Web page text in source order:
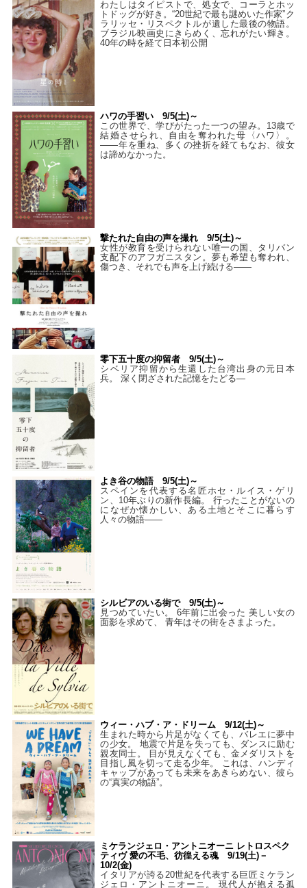
わたしはタイピストで、処⼥で、コーラとホッ
トドッグが好き。“20世紀で最も謎めいた作家”ク
ラリッセ・リスペクトルが遺した最後の物語。
ブラジル映画史にきらめく、忘れがたい輝き。
40年の時を経て⽇本初公開
ハワの手習い 9/5(土)～
この世界で、学びがたった一つの望み。13歳で
結婚させられ、自由を奪われた母〈ハワ〉。
——年を重ね、多くの挫折を経てもなお、彼女
は諦めなかった。
撃たれた自由の声を撮れ 9/5(土)～
女性が教育を受けられない唯一の国、タリバン
支配下のアフガニスタン。夢も希望も奪われ、
傷つき、それでも声を上げ続ける——
零下五十度の抑留者 9/5(土)～
シベリア抑留から生還した台湾出身の元日本
兵。 深く閉ざされた記憶をたどる—
よき谷の物語 9/5(土)～
スペインを代表する名匠ホセ・ルイス・ゲリ
ン、10年ぶりの新作長編。 行ったことがないの
になぜか懐かしい、ある土地とそこに暮らす
人々の物語――
シルビアのいる街で 9/5(土)～
見つめていたい。 6年前に出会った 美しい女の
面影を求めて、 青年はその街をさまよった。
ウィー・ハブ・ア・ドリーム 9/12(土)～
生まれた時から片足がなくても、バレエに夢中
の少女。 地震で片足を失っても、ダンスに励む
親友同士。 目が見えなくても、金メダリストを
目指し風を切って走る少年。 これは、ハンディ
キャップがあっても未来をあきらめない、彼ら
の“真実の物語”。
ミケランジェロ・アントニオーニ レトロスペク
ティヴ 愛の不毛、彷徨える魂 9/19(土)－
10/2(金)
イタリアが誇る20世紀を代表する巨匠ミケラン
ジェロ・アントニオーニ。 現代人が抱える孤